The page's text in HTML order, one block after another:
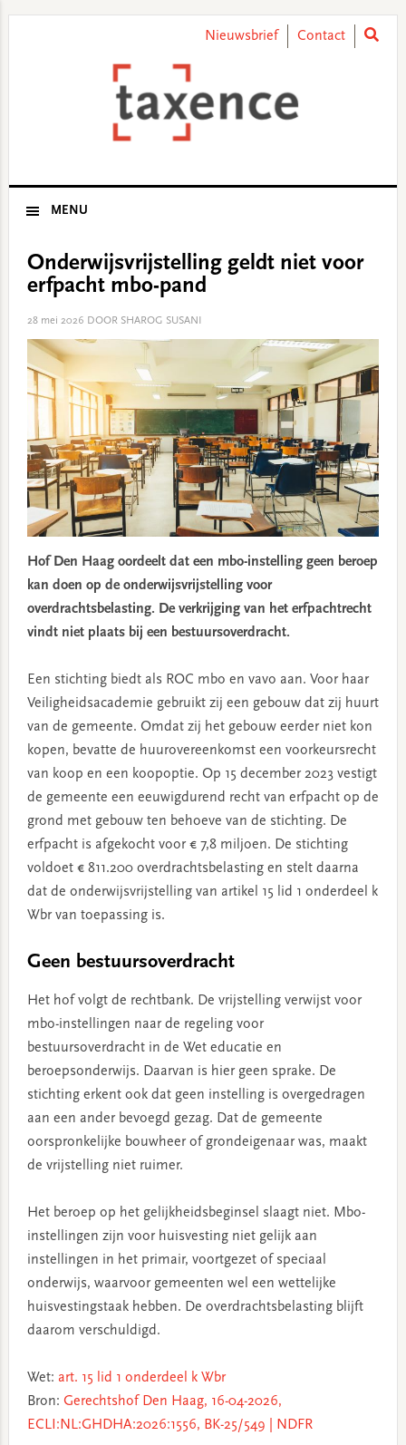
Nieuwsbrief Contact
MENU
Onderwijsvrijstelling geldt niet voor
erfpacht mbo-pand
28 mei 2026 DOOR SHAROG SUSANI
Hof Den Haag oordeelt dat een mbo-instelling geen beroep
kan doen op de onderwijsvrijstelling voor
overdrachtsbelasting. De verkrijging van het erfpachtrecht
vindt niet plaats bij een bestuursoverdracht.
Een stichting biedt als ROC mbo en vavo aan. Voor haar
Veiligheidsacademie gebruikt zij een gebouw dat zij huurt
van de gemeente. Omdat zij het gebouw eerder niet kon
kopen, bevatte de huurovereenkomst een voorkeursrecht
van koop en een koopoptie. Op 15 december 2023 vestigt
de gemeente een eeuwigdurend recht van erfpacht op de
grond met gebouw ten behoeve van de stichting. De
erfpacht is afgekocht voor € 7,8 miljoen. De stichting
voldoet € 811.200 overdrachtsbelasting en stelt daarna
dat de onderwijsvrijstelling van artikel 15 lid 1 onderdeel k
Wbr van toepassing is.
Geen bestuursoverdracht
Het hof volgt de rechtbank. De vrijstelling verwijst voor
mbo-instellingen naar de regeling voor
bestuursoverdracht in de Wet educatie en
beroepsonderwijs. Daarvan is hier geen sprake. De
stichting erkent ook dat geen instelling is overgedragen
aan een ander bevoegd gezag. Dat de gemeente
oorspronkelijke bouwheer of grondeigenaar was, maakt
de vrijstelling niet ruimer.
Het beroep op het gelijkheidsbeginsel slaagt niet. Mbo-
instellingen zijn voor huisvesting niet gelijk aan
instellingen in het primair, voortgezet of speciaal
onderwijs, waarvoor gemeenten wel een wettelijke
huisvestingstaak hebben. De overdrachtsbelasting blijft
daarom verschuldigd.
Wet: art. 15 lid 1 onderdeel k Wbr
Bron: Gerechtshof Den Haag, 16-04-2026,
ECLI:NL:GHDHA:2026:1556, BK-25/549 | NDFR